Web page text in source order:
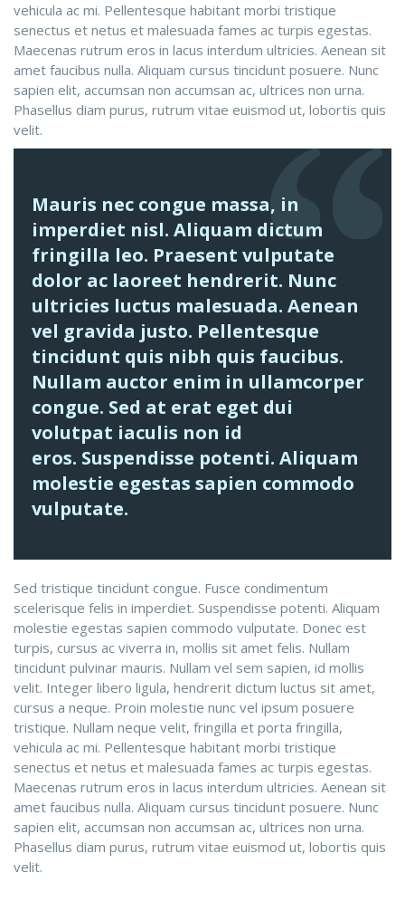
vehicula ac mi. Pellentesque habitant morbi tristique
senectus et netus et malesuada fames ac turpis egestas.
Maecenas rutrum eros in lacus interdum ultricies. Aenean sit
amet faucibus nulla. Aliquam cursus tincidunt posuere. Nunc
sapien elit, accumsan non accumsan ac, ultrices non urna.
Phasellus diam purus, rutrum vitae euismod ut, lobortis quis
velit.
Mauris nec congue massa, in
imperdiet nisl. Aliquam dictum
fringilla leo. Praesent vulputate
dolor ac laoreet hendrerit. Nunc
ultricies luctus malesuada. Aenean
vel gravida justo. Pellentesque
tincidunt quis nibh quis faucibus.
Nullam auctor enim in ullamcorper
congue. Sed at erat eget dui
volutpat iaculis non id
eros. Suspendisse potenti. Aliquam
molestie egestas sapien commodo
vulputate.
Sed tristique tincidunt congue. Fusce condimentum
scelerisque felis in imperdiet. Suspendisse potenti. Aliquam
molestie egestas sapien commodo vulputate. Donec est
turpis, cursus ac viverra in, mollis sit amet felis. Nullam
tincidunt pulvinar mauris. Nullam vel sem sapien, id mollis
velit. Integer libero ligula, hendrerit dictum luctus sit amet,
cursus a neque. Proin molestie nunc vel ipsum posuere
tristique. Nullam neque velit, fringilla et porta fringilla,
vehicula ac mi. Pellentesque habitant morbi tristique
senectus et netus et malesuada fames ac turpis egestas.
Maecenas rutrum eros in lacus interdum ultricies. Aenean sit
amet faucibus nulla. Aliquam cursus tincidunt posuere. Nunc
sapien elit, accumsan non accumsan ac, ultrices non urna.
Phasellus diam purus, rutrum vitae euismod ut, lobortis quis
velit.